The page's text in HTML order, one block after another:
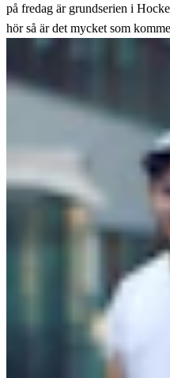
på fredag är grundserien i
hör så är det mycket som